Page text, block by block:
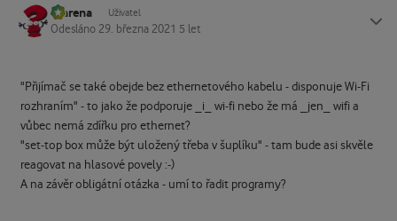
marena Uživatel
Odesláno 29. března 2021 5 let
"Přijímač se také obejde bez ethernetového kabelu - disponuje Wi-Fi
rozhraním" - to jako že podporuje _i_ wi-fi nebo že má _jen_ wifi a
vůbec nemá zdířku pro ethernet?
"set-top box může být uložený třeba v šuplíku" - tam bude asi skvěle
reagovat na hlasové povely :-)
A na závěr obligátní otázka - umí to řadit programy?